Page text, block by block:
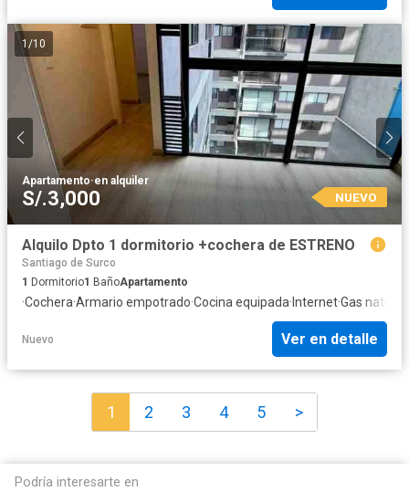
1/10
Apartamento·en alquiler
S/.3,000 NUEVO
Alquilo Dpto 1 dormitorio +cochera de ESTRENO
Santiago de Surco
1 Dormitorio1 BañoApartamento
·Cochera·Armario empotrado·Cocina equipada· Internet·Gas natural
Nuevo Ver en detalle
1 2 3 4 5 >
Podría interesarte en